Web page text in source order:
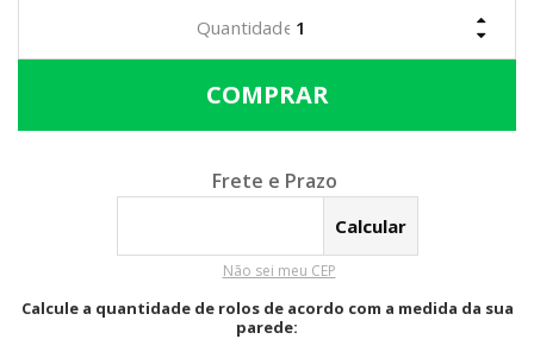
Calcular o Frete
Não sei meu CEP
Calcule a quantidade de rolos de acordo com a medida da sua
parede: